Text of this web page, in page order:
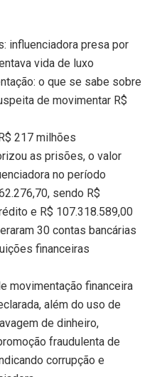
influenciadora presa por
vida de luxo
o que se sabe sobre
de movimentar R$
217 milhões
as prisões, o valor
no período
sendo R$
e R$ 107.318.589,00
30 contas bancárias
financeiras
movimentação financeira
além do uso de
de dinheiro,
fraudulenta de
corrupção e